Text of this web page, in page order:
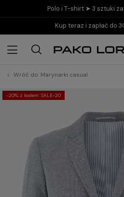
Polo i T-shirt ➤ 3 sztuki za
Kup teraz i zapłać do
Wróć do: Marynarki casual
-20% z kodem: SALE-20